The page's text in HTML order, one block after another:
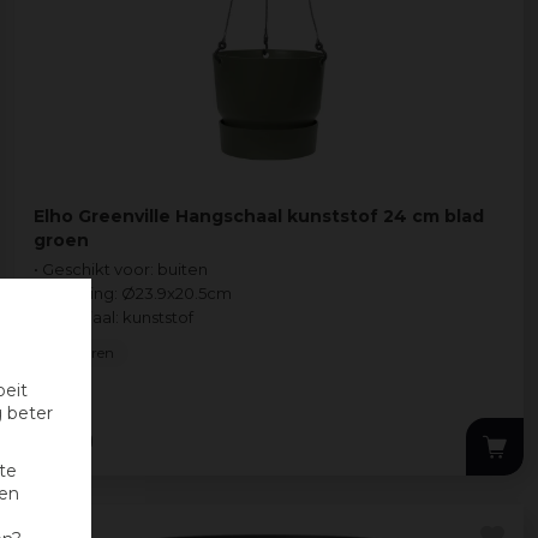
beter
Elho Greenville Hangschaal kunststof 24 cm blad
groen
• Geschikt voor: buiten
• Afmeting: Ø23.9x20.5cm
• Materiaal: kunststof
99
4 Kleuren